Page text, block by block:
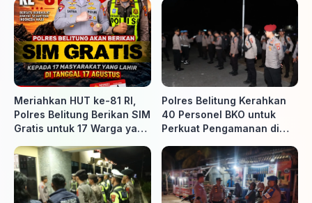
Meriahkan HUT ke-81 RI,
Polres Belitung Berikan SIM
Gratis untuk 17 Warga yang
Polres Belitung Kerahkan
40 Personel BKO untuk
Perkuat Pengamanan di